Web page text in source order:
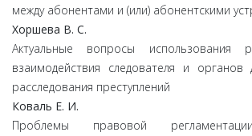
между абонентами и (или) абонентскими
Хоршева В. С.
Актуальные вопросы использования
взаимодействия следователя и
расследования преступлений
Коваль Е. И.
Проблемы правовой